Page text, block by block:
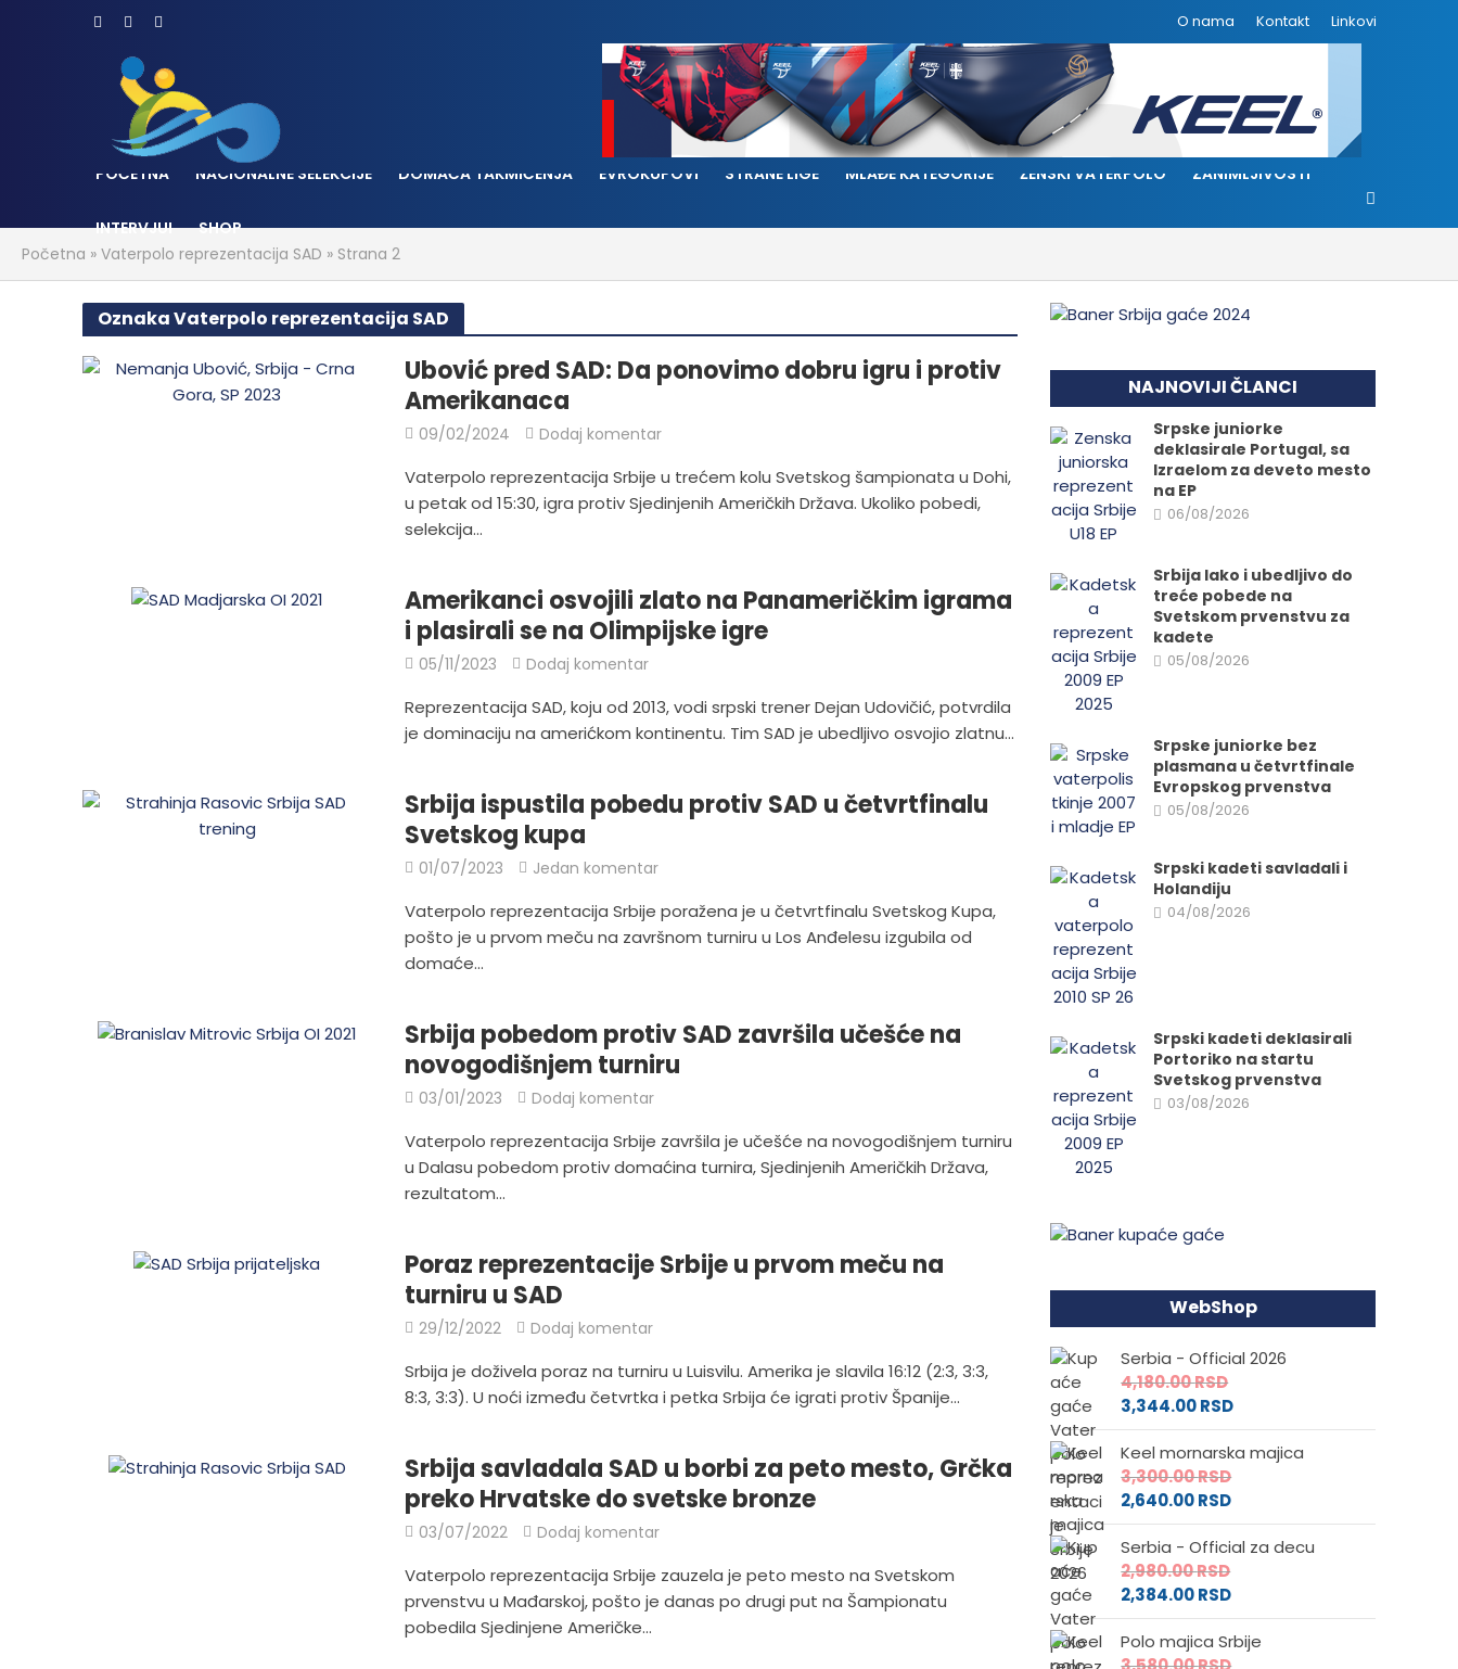
O nama Kontakt Linkovi
POČETNA NACIONALNE SELEKCIJE DOMAĆA TAKMIČENJA EVROKUPOVI STRANE LIGE MLAĐE KATEGORIJE ŽENSKI VATERPOLO ZANIMLJIVOSTI
INTERVJUI
SHOP
Početna » Vaterpolo reprezentacija SAD » Strana 2
Oznaka Vaterpolo reprezentacija SAD
Ubović pred SAD: Da ponovimo dobru igru i protiv
Amerikanaca
09/02/2024 Dodaj komentar
Vaterpolo reprezentacija Srbije u trećem kolu Svetskog šampionata u Dohi,
u petak od 15:30, igra protiv Sjedinjenih Američkih Država. Ukoliko pobedi,
selekcija...
Amerikanci osvojili zlato na Panameričkim igrama
i plasirali se na Olimpijske igre
05/11/2023 Dodaj komentar
Reprezentacija SAD, koju od 2013, vodi srpski trener Dejan Udovičić, potvrdila
je dominaciju na amerićkom kontinentu. Tim SAD je ubedljivo osvojio zlatnu...
Srbija ispustila pobedu protiv SAD u četvrtfinalu
Svetskog kupa
01/07/2023 Jedan komentar
Vaterpolo reprezentacija Srbije poražena je u četvrtfinalu Svetskog Kupa,
pošto je u prvom meču na završnom turniru u Los Anđelesu izgubila od
domaće...
Srbija pobedom protiv SAD završila učešće na
novogodišnjem turniru
03/01/2023 Dodaj komentar
Vaterpolo reprezentacija Srbije završila je učešće na novogodišnjem turniru
u Dalasu pobedom protiv domaćina turnira, Sjedinjenih Američkih Država,
rezultatom...
Poraz reprezentacije Srbije u prvom meču na
turniru u SAD
29/12/2022 Dodaj komentar
Srbija je doživela poraz na turniru u Luisvilu. Amerika je slavila 16:12 (2:3, 3:3,
8:3, 3:3). U noći između četvrtka i petka Srbija će igrati protiv Španije...
Srbija savladala SAD u borbi za peto mesto, Grčka
preko Hrvatske do svetske bronze
03/07/2022 Dodaj komentar
Vaterpolo reprezentacija Srbije zauzela je peto mesto na Svetskom
prvenstvu u Mađarskoj, pošto je danas po drugi put na Šampionatu
pobedila Sjedinjene Američke...
NAJNOVIJI ČLANCI
Srpske juniorke
deklasirale Portugal, sa
Izraelom za deveto mesto
na EP
06/08/2026
Srbija lako i ubedljivo do
treće pobede na
Svetskom prvenstvu za
kadete
05/08/2026
Srpske juniorke bez
plasmana u četvrtfinale
Evropskog prvenstva
05/08/2026
Srpski kadeti savladali i
Holandiju
04/08/2026
Srpski kadeti deklasirali
Portoriko na startu
Svetskog prvenstva
03/08/2026
WebShop
Serbia - Official 2026
4,180.00RSD
3,344.00RSD
Keel mornarska majica
3,300.00RSD
2,640.00RSD
Serbia - Official za decu
2,980.00RSD
2,384.00RSD
Polo majica Srbije